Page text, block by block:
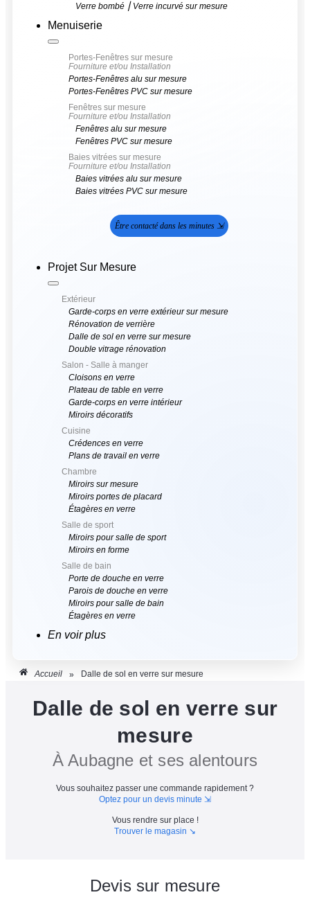
Verre bombé ⎮ Verre incurvé sur mesure
Menuiserie
Portes-Fenêtres sur mesure
Fourniture et/ou Installation
Portes-Fenêtres alu sur mesure
Portes-Fenêtres PVC sur mesure
Fenêtres sur mesure
Fourniture et/ou Installation
Fenêtres alu sur mesure
Fenêtres PVC sur mesure
Baies vitrées sur mesure
Fourniture et/ou Installation
Baies vitrées alu sur mesure
Baies vitrées PVC sur mesure
Être contacté dans les minutes ⇲
Projet Sur Mesure
Extérieur
Garde-corps en verre extérieur sur mesure
Rénovation de verrière
Dalle de sol en verre sur mesure
Double vitrage rénovation
Salon - Salle à manger
Cloisons en verre
Plateau de table en verre
Garde-corps en verre intérieur
Miroirs décoratifs
Cuisine
Crédences en verre
Plans de travail en verre
Chambre
Miroirs sur mesure
Miroirs portes de placard
Étagères en verre
Salle de sport
Miroirs pour salle de sport
Miroirs en forme
Salle de bain
Porte de douche en verre
Parois de douche en verre
Miroirs pour salle de bain
Étagères en verre
En voir plus
Accueil » Dalle de sol en verre sur mesure
Dalle de sol en verre sur
mesure
À Aubagne et ses alentours
Vous souhaitez passer une commande rapidement ?
Optez pour un devis minute ⇲
Vous rendre sur place !
Trouver le magasin ↘︎
Devis sur mesure